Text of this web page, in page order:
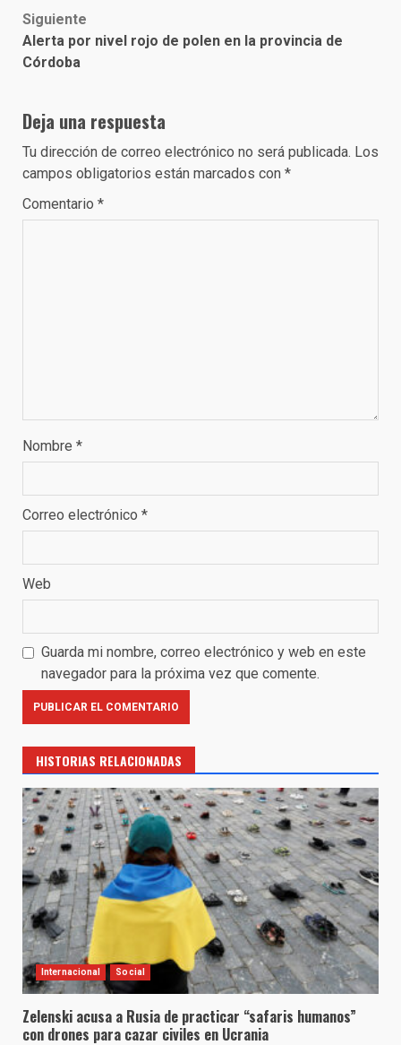
Siguiente
Alerta por nivel rojo de polen en la provincia de
Córdoba
Deja una respuesta
Tu dirección de correo electrónico no será publicada. Los
campos obligatorios están marcados con *
Comentario *
Nombre *
Correo electrónico *
Web
Guarda mi nombre, correo electrónico y web en este
navegador para la próxima vez que comente.
HISTORIAS RELACIONADAS
Internacional Social
Zelenski acusa a Rusia de practicar “safaris humanos”
con drones para cazar civiles en Ucrania